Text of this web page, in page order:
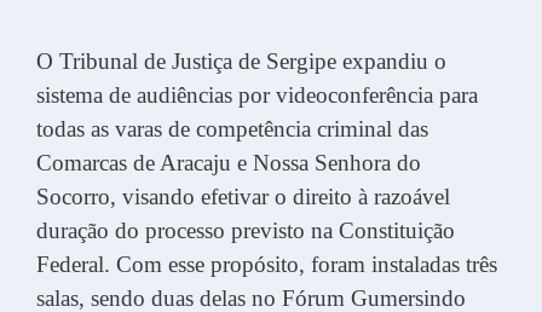
O Tribunal de Justiça de Sergipe expandiu o
sistema de audiências por videoconferência para
todas as varas de competência criminal das
Comarcas de Aracaju e Nossa Senhora do
Socorro, visando efetivar o direito à razoável
duração do processo previsto na Constituição
Federal. Com esse propósito, foram instaladas três
salas, sendo duas delas no Fórum Gumersindo